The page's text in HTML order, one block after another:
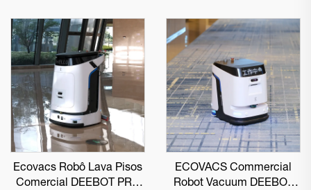
Ecovacs Robô Lava Pisos
Comercial DEEBOT PRO
ECOVACS Commercial
Robot Vacuum DEEBOT